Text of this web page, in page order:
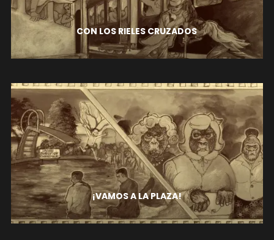
CON LOS RIELES CRUZADOS
¡VAMOS A LA PLAZA!